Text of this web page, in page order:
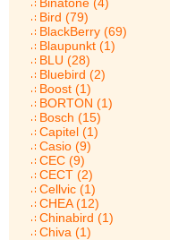
Bird (79)
BlackBerry (69)
Blaupunkt (1)
BLU (28)
Bluebird (2)
Boost (1)
BORTON (1)
Bosch (15)
Capitel (1)
Casio (9)
CEC (9)
CECT (2)
Cellvic (1)
CHEA (12)
Chinabird (1)
Chiva (1)